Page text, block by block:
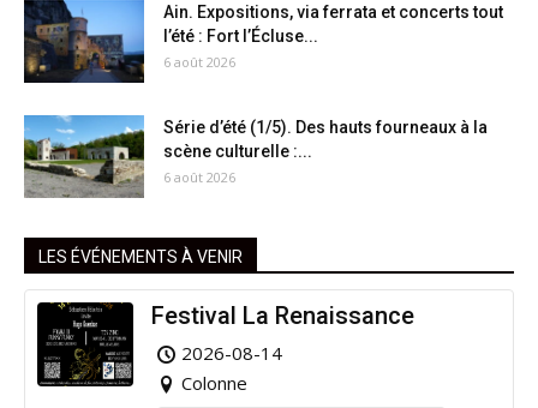
Ain. Expositions, via ferrata et concerts tout
l’été : Fort l’Écluse...
6 août 2026
Série d’été (1/5). Des hauts fourneaux à la
scène culturelle :...
6 août 2026
LES ÉVÉNEMENTS À VENIR
Festival La Renaissance
2026-08-14
Colonne